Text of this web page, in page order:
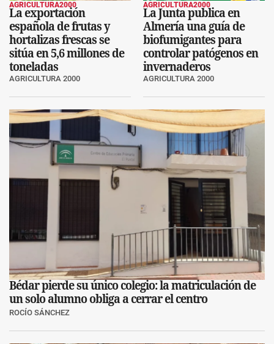
AGRICULTURA2000
La exportación
española de frutas y
hortalizas frescas se
sitúa en 5,6 millones de
toneladas
AGRICULTURA 2000
AGRICULTURA2000
La Junta publica en
Almería una guía de
biofumigantes para
controlar patógenos en
invernaderos
AGRICULTURA 2000
Bédar pierde su único colegio: la matriculación de
un solo alumno obliga a cerrar el centro
ROCÍO SÁNCHEZ